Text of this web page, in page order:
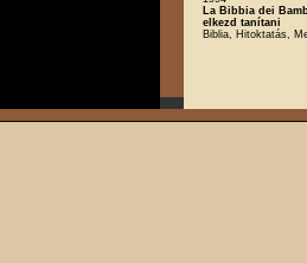
La Bibbia dei
elkezd tanítani
Biblia, Hitoktatás,